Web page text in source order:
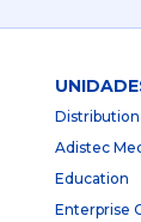
Distribution
Adistec
Education
Enterprise